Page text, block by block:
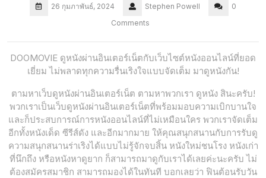
26 กุมภาพันธ์, 2024 Stephen Powell
0
Comments
DOOMOVIE ดูหนังผ่านอินเตอร์เน็ตกับเว็บไซต์หนังออนไลน์ที่ยอด
เยี่ยม ไม่พลาดทุกความรื่นเริงใจแบบจัดเต็ม มาดูหนังกัน!
ตามหาเว็บดูหนังผ่านอินเตอร์เน็ต ตามหาพวกเรา ดูหนัง สินะครับ!
พวกเราเป็นเว็บดูหนังผ่านอินเตอร์เน็ตที่พร้อมมอบความเบิกบานใจ
และก็ประสบการณ์การหนังออนไลน์ที่ไม่เหมือนใคร พวกเราจัดเต็ม
อีกทั้งหนังเด็ด ซีรีส์ดัง และอีกมากมาย ให้คุณสนุกสนานกับการรับดู
ความสนุกสนานร่าเริงได้แบบไม่รู้จักจบสิ้น หนังใหม่ชนโรง หนังเก่า
ที่นึกถึง หรือหนังหาดูยาก ก็สามารถมาดูกับเราได้เลยค่ะนะครับ ไม่
ต้องสมัครสมาชิก สามารถมองได้ในทันที บอกเลยว่า ฟินต้อนรับวัน